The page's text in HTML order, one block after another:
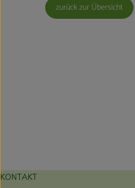
zurück zur Übersicht
KONTAKT